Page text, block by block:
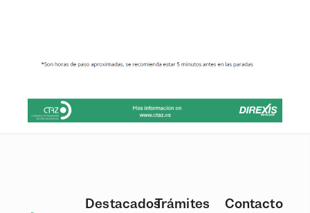
Trámites
Destacados Contacto